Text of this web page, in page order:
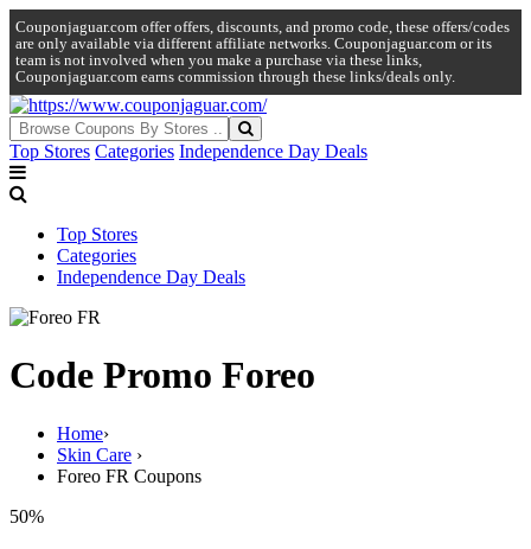
Couponjaguar.com offer offers, discounts, and promo code, these offers/codes
are only available via different affiliate networks. Couponjaguar.com or its
team is not involved when you make a purchase via these links,
Couponjaguar.com earns commission through these links/deals only.
Top Stores Categories Independence Day Deals
Top Stores
Categories
Independence Day Deals
Code Promo Foreo
Home›
Skin Care ›
Foreo FR Coupons
50%